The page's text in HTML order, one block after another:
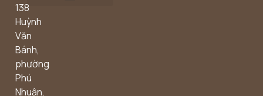
138
Huỳnh
Văn
Bánh,
phường
Phú
Nhuận,